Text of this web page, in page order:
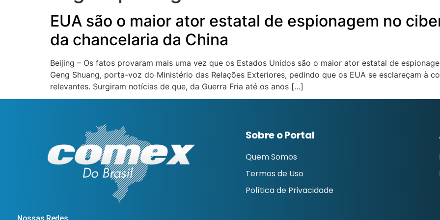
EUA são o maior ator estatal de espionagem no
da chancelaria da China
Beijing – Os fatos provaram mais uma vez que os Estados Unidos são o maior ator estatal de
Geng Shuang, porta-voz do Ministério das Relações Exteriores, pedindo que os EUA se esclareçam à
relevantes. Surgiram notícias de que, da Guerra Fria até os anos […]
Sobre o Portal
Quem Somos
Termos de Uso
Política de Privacidade